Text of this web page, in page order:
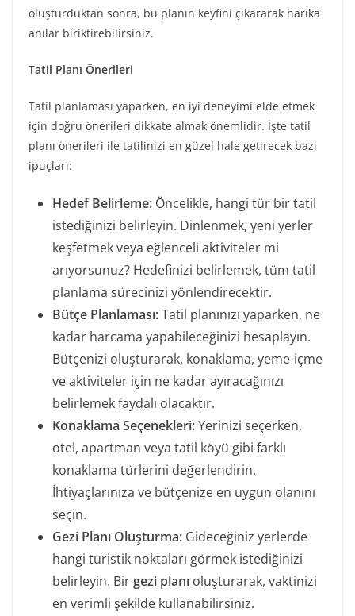
oluşturduktan sonra, bu planın keyfini çıkararak harika
anılar biriktirebilirsiniz.
Tatil Planı Önerileri
Tatil planlaması yaparken, en iyi deneyimi elde etmek
için doğru önerileri dikkate almak önemlidir. İşte tatil
planı önerileri ile tatilinizi en güzel hale getirecek bazı
ipuçları:
Hedef Belirleme: Öncelikle, hangi tür bir tatil
istediğinizi belirleyin. Dinlenmek, yeni yerler
keşfetmek veya eğlenceli aktiviteler mi
arıyorsunuz? Hedefinizi belirlemek, tüm tatil
planlama sürecinizi yönlendirecektir.
Bütçe Planlaması:Tatil planınızı yaparken, ne
kadar harcama yapabileceğinizi hesaplayın.
Bütçenizi oluşturarak, konaklama, yeme-içme
ve aktiviteler için ne kadar ayıracağınızı
belirlemek faydalı olacaktır.
Konaklama Seçenekleri:Yerinizi seçerken,
otel, apartman veya tatil köyü gibi farklı
konaklama türlerini değerlendirin.
İhtiyaçlarınıza ve bütçenize en uygun olanını
seçin.
Gezi Planı Oluşturma: Gideceğiniz yerlerde
hangi turistik noktaları görmek istediğinizi
belirleyin. Birgezi planı oluşturarak, vaktinizi
en verimli şekilde kullanabilirsiniz.